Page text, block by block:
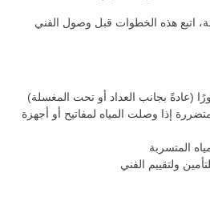
اتبع هذه الخطوات قبل وصول الفني
(عادةً بجانب العداد أو تحت المغسلة)
إذا وصلت المياه لمفاتيح أو أجهزة
المتسربة
ولتقييم الفني